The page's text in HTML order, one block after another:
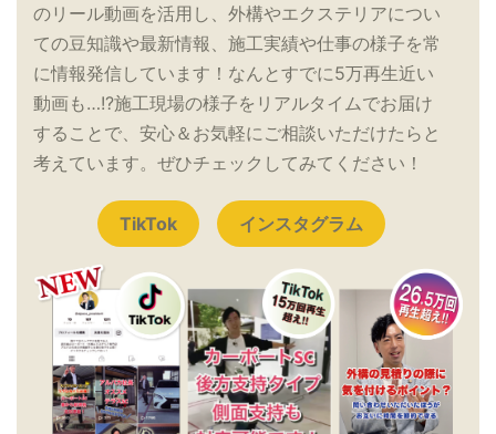
のリール動画を活用し、外構やエクステリアについ
ての豆知識や最新情報、施工実績や仕事の様子を常
に情報発信しています！なんとすでに5万再生近い
動画も…!?施工現場の様子をリアルタイムでお届け
することで、安心＆お気軽にご相談いただけたらと
考えています。ぜひチェックしてみてください！
TikTok インスタグラム